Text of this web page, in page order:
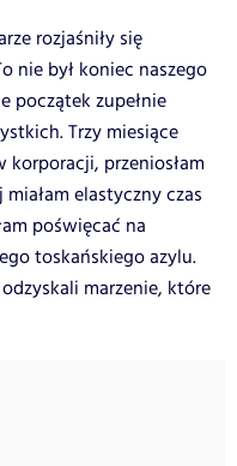
rozjaśniły się
nie był koniec naszego
początek zupełnie
Trzy miesiące
korporacji, przeniosłam
elastyczny czas
poświęcać na
toskańskiego azylu.
marzenie, które